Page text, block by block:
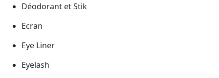
Déodorant et Stik
Ecran
Eye Liner
Eyelash